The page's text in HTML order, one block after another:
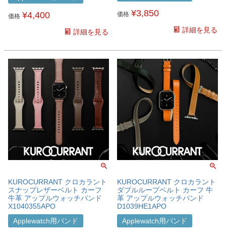
価格 ¥4,400
詳細を見る
価格 ¥3,850
詳細を見る
KUROCURRANT クロカラント
スナップレザーベルト カーフ
牛革 アップルウォッチバンド
X1040355APO
Applewatch用バンド
KUROCURRANT クロカラント
ダブルループベルト カーフ 牛
革 アップルウォッチバンド
D1039HE1APO
Applewatch用バンド